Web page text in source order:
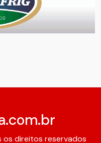
os direitos reservados